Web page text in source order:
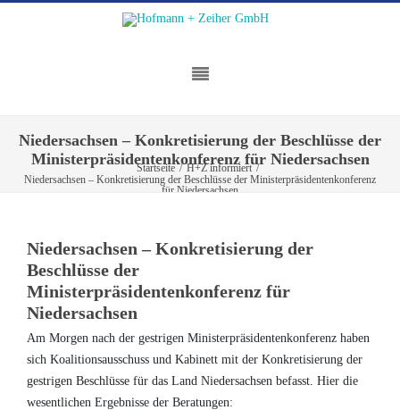
Niedersachsen – Konkretisierung der Beschlüsse der
Ministerpräsidentenkonferenz für Niedersachsen
Startseite / H+Z informiert /
Niedersachsen – Konkretisierung der Beschlüsse der Ministerpräsidentenkonferenz
für Niedersachsen
Niedersachsen – Konkretisierung der
Beschlüsse der
Ministerpräsidentenkonferenz für
Niedersachsen
Am Morgen nach der gestrigen Ministerpräsidentenkonferenz haben
sich Koalitionsausschuss und Kabinett mit der Konkretisierung der
gestrigen Beschlüsse für das Land Niedersachsen befasst. Hier die
wesentlichen Ergebnisse der Beratungen: